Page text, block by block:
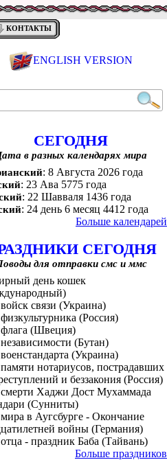
КОНТАКТЫ
ENGLISH VERSION
СЕГОДНЯ
в разных календарях мира
: 8 Августа 2026 года
: 23 Ава 5775 года
: 22 Шавваля 1436 года
: 24 день 6 месяц 4412 года
Больше календарей
СЕГОДНЯ
для отправки смс и ммс
день кошек
связи (Украина)
(Россия)
флага (Швеция)
(Бутан)
(Украина)
нотариусов, пострадавших
и беззакония (Россия)
смерти Хаджи Дост Мухаммада
(Сунниты)
в Аугсбурге - Окончание
войны (Германия)
- праздник Баба (Тайвань)
Больше праздников